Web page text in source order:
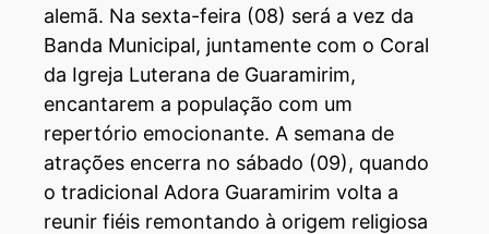
alemã. Na sexta-feira (08) será a vez da
Banda Municipal, juntamente com o Coral
da Igreja Luterana de Guaramirim,
encantarem a população com um
repertório emocionante. A semana de
atrações encerra no sábado (09), quando
o tradicional Adora Guaramirim volta a
reunir fiéis remontando à origem religiosa